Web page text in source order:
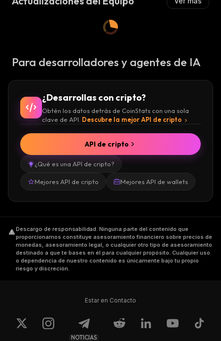
Para desarrolladores y agentes de IA
¿Desarrollas con cripto?
Obtén los datos detrás de CoinStats con una sola
clave de API. Descubre la mejor API de cripto
¿Qué es una API de cripto?
Mejores API de cripto Mejores API de wallets
API de cripto
Descargo de responsabilidad. Ninguna parte del contenido que
proporcionamos constituye asesoramiento financiero sobre precios de
monedas, asesoramiento legal, o cualquier otro tipo de asesoramiento
destinado a que te bases en él para cualquier propósito. Cualquier uso
o dependencia de nuestro contenido es únicamente bajo tu propio
riesgo y discreción.
Estar en Contacto
NOTICIAS